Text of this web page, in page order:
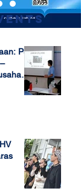
P5